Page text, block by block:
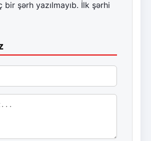
bir şərh yazılmayıb. İlk şərhi